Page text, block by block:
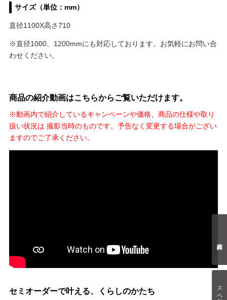
サイズ（単位：mm）
直径1100X高さ710
※直径1000、1200mmにも対応しております。お気軽にお問い合
わせください。
商品の紹介動画はこちらからご覧いただけます。
※動画内で紹介しているキャンペーンや価格、商品の仕様や取り
扱い状況は 撮影当時のものです。予告なく変更する場合がござい
ますのでご了承ください。
セミオーダーで叶える、くらしのかたち